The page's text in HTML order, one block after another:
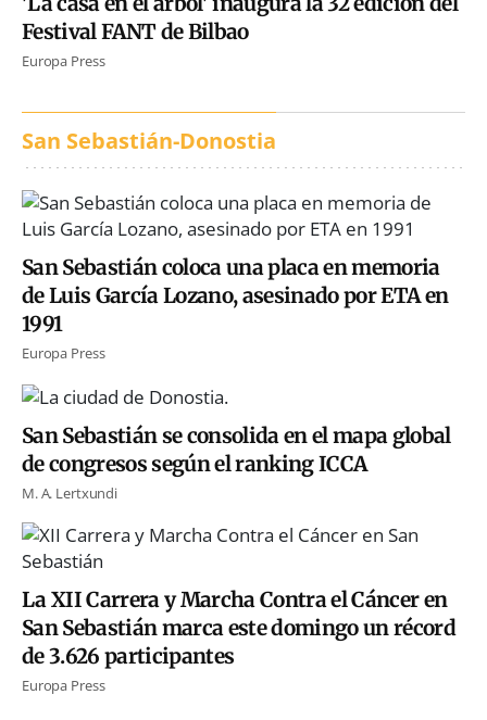
Festival FANT de Bilbao
Europa Press
San Sebastián-Donostia
San Sebastián coloca una placa en memoria
de Luis García Lozano, asesinado por ETA en
1991
Europa Press
San Sebastián se consolida en el mapa global
de congresos según el ranking ICCA
M. A. Lertxundi
La XII Carrera y Marcha Contra el Cáncer en
San Sebastián marca este domingo un récord
de 3.626 participantes
Europa Press